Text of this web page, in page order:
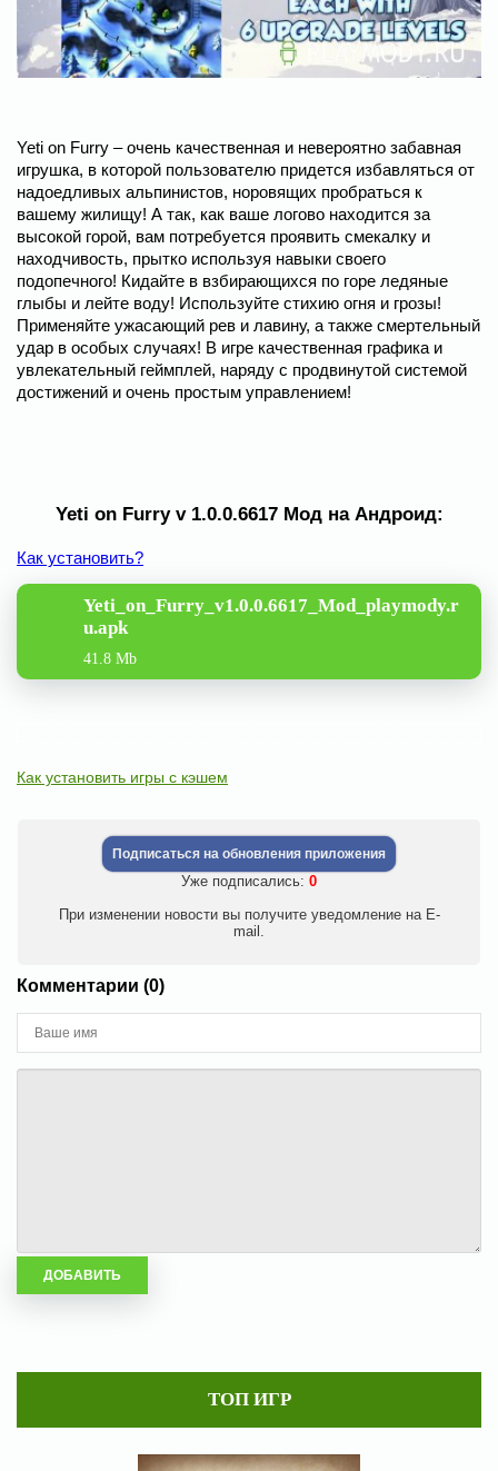
Yeti on Furry – очень качественная и невероятно забавная
игрушка, в которой пользователю придется избавляться от
надоедливых альпинистов, норовящих пробраться к
вашему жилищу! А так, как ваше логово находится за
высокой горой, вам потребуется проявить смекалку и
находчивость, прытко используя навыки своего
подопечного! Кидайте в взбирающихся по горе ледяные
глыбы и лейте воду! Используйте стихию огня и грозы!
Применяйте ужасающий рев и лавину, а также смертельный
удар в особых случаях! В игре качественная графика и
увлекательный геймплей, наряду с продвинутой системой
достижений и очень простым управлением!
Yeti on Furry v 1.0.0.6617 Мод на Андроид:
Как установить?
Yeti_on_Furry_v1.0.0.6617_Mod_playmody.r
u.apk
41.8 Mb
Как установить игры с кэшем
Подписаться на обновления приложения
Уже подписались: 0
При изменении новости вы получите уведомление на E-
mail.
Комментарии (0)
ТОП ИГР